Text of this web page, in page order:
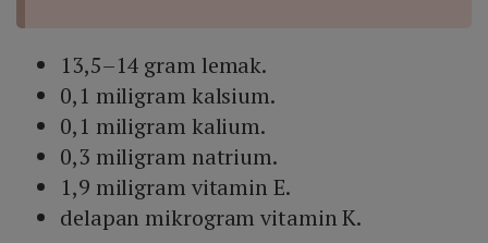
13,5–14 gram lemak.
0,1 miligram kalsium.
0,1 miligram kalium.
0,3 miligram natrium.
1,9 miligram vitamin E.
delapan mikrogram vitamin K.